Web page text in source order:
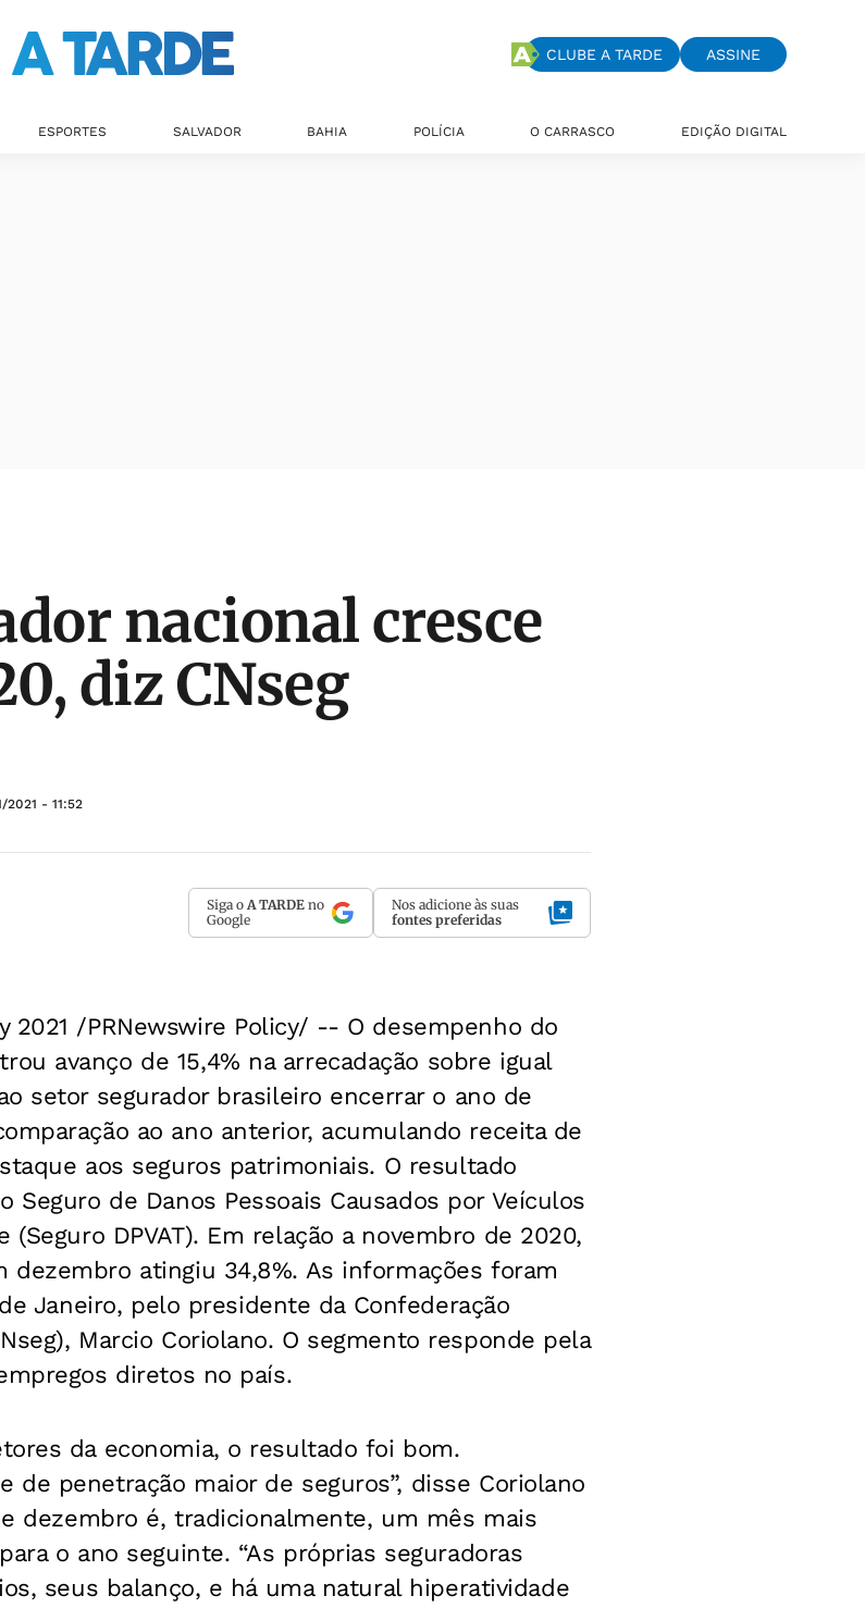
CLUBE A TARDE ASSINE
ESPORTES SALVADOR BAHIA POLÍCIA O CARRASCO EDIÇÃO DIGITAL
nacional cresce
diz CNseg
2021 - 11:52
Siga o A TARDE no
Google
Nos adicione às suas
fontes preferidas
2021 /PRNewswire Policy/ -- O desempenho do
avanço de 15,4% na arrecadação sobre igual
setor segurador brasileiro encerrar o ano de
ao ano anterior, acumulando receita de
aos seguros patrimoniais. O resultado
Seguro de Danos Pessoais Causados por Veículos
DPVAT). Em relação a novembro de 2020,
dezembro atingiu 34,8%. As informações foram
Janeiro, pelo presidente da Confederação
Marcio Coriolano. O segmento responde pela
diretos no país.
da economia, o resultado foi bom.
de penetração maior de seguros”, disse Coriolano
dezembro é, tradicionalmente, um mês mais
o ano seguinte. “As próprias seguradoras
seus balanço, e há uma natural hiperatividade